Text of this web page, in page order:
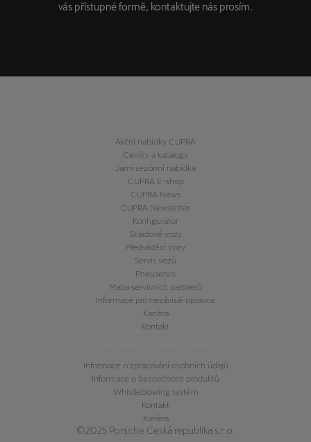
vás přístupné formě, kontaktujte nás prosím.
Akční nabídky CUPRA
Ceníky a katalogy
Jarní sezónní nabídka
CUPRA E-shop
CUPRA News
CUPRA Newsletter
Konfigurátor
Skladové vozy
Předváděcí vozy
Servis vozů
Pneuservis
Mapa servisních partnerů
Informace pro nezávislé opravce
Kariéra
Kontakt
Informace o zpracování osobních údajů
Informace o bezpečnosti produktů
Whistleblowing systém
Kontakt
Kariéra
©2025 Porsche Česká republika s.r.o.